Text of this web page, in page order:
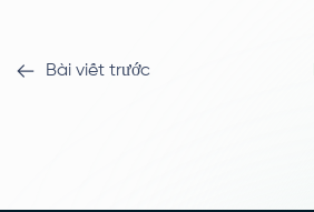
Bài viết trước